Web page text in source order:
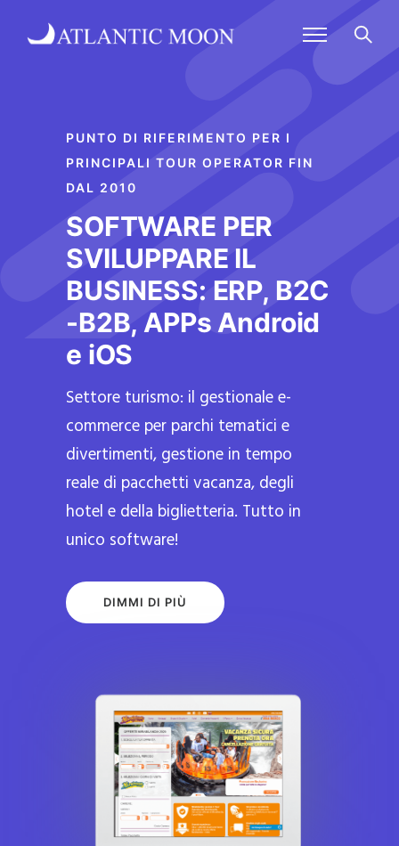
PUNTO DI RIFERIMENTO PER I
PRINCIPALI TOUR OPERATOR FIN
DAL 2010
SOFTWARE PER
SVILUPPARE IL
BUSINESS: ERP, B2C
-B2B, APPs Android
e iOS
Settore turismo: il gestionale e-
commerce per parchi tematici e
divertimenti, gestione in tempo
reale di pacchetti vacanza, degli
hotel e della biglietteria. Tutto in
unico software!
DIMMI DI PIÙ